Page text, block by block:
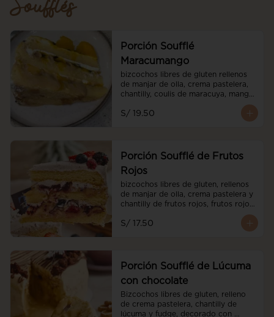
Soufflés
Porción Soufflé
Maracumango
bizcochos libres de gluten rellenos
de manjar de olla, crema pastelera,
chantilly, coulis de maracuya, mango
S/ 19.50
Porción Soufflé de Frutos
Rojos
bizcochos libres de gluten, rellenos
de manjar de olla, crema pastelera y
chantilly de frutos rojos, frutos rojos
frutos rojos.
S/ 17.50
Porción Soufflé de Lúcuma
con chocolate
Bizcochos libres de gluten, relleno
de crema pastelera, chantilly de
lúcuma y fudge, decorado con